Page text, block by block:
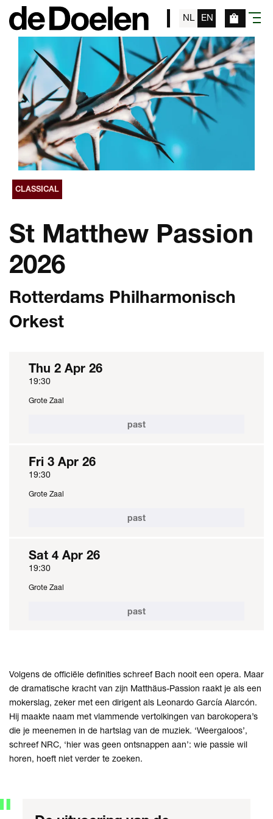
NL EN menu
CLASSICAL
St Matthew Passion
2026
Rotterdams Philharmonisch
Orkest
Thu 2 Apr 26
19:30
Grote Zaal
past
Fri 3 Apr 26
19:30
Grote Zaal
past
Sat 4 Apr 26
19:30
Grote Zaal
past
Volgens de officiële definities schreef Bach nooit een opera. Maar
de dramatische kracht van zijn Matthäus-Passion raakt je als een
mokerslag, zeker met een dirigent als Leonardo García Alarcón.
Hij maakte naam met vlammende vertolkingen van barokopera’s
die je meenemen in de hartslag van de muziek. ‘Weergaloos’,
schreef NRC, ‘hier was geen ontsnappen aan’: wie passie wil
horen, hoeft niet verder te zoeken.